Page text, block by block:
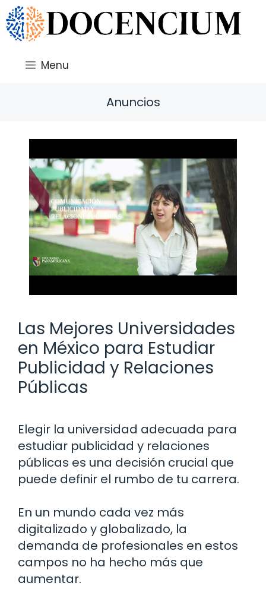
Saltar
al
contenido
Menu
Anuncios
Las Mejores Universidades
en México para Estudiar
Publicidad y Relaciones
Públicas
Elegir la universidad adecuada para
estudiar publicidad y relaciones
públicas es una decisión crucial que
puede definir el rumbo de tu carrera.
En un mundo cada vez más
digitalizado y globalizado, la
demanda de profesionales en estos
campos no ha hecho más que
aumentar.